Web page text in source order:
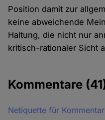
Position damit zur
keine abweichende
Haltung, die nicht nur
kritisch-rationaler Sicht
Kommentare
Netiquette für